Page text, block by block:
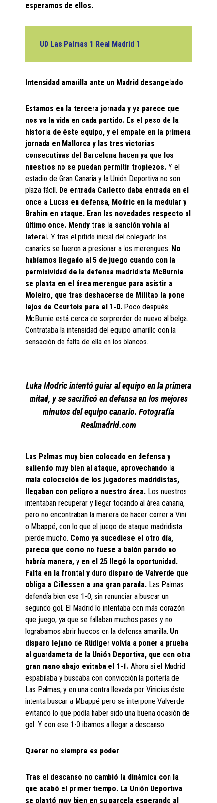
esperamos de ellos.
UD Las Palmas 1 Real Madrid 1
Intensidad amarilla ante un Madrid desangelado
Estamos en la tercera jornada y ya parece que
nos va la vida en cada partido. Es el peso de la
historia de éste equipo, y el empate en la primera
jornada en Mallorca y las tres victorias
consecutivas del Barcelona hacen ya que los
nuestros no se puedan permitir tropiezos. Y el
estadio de Gran Canaria y la Unión Deportiva no son
plaza fácil. De entrada Carletto daba entrada en el
once a Lucas en defensa, Modric en la medular y
Brahim en ataque. Eran las novedades respecto al
último once. Mendy tras la sanción volvía al
lateral. Y tras el pitido inicial del colegiado los
canarios se fueron a presionar a los merengues. No
habíamos llegado al 5 de juego cuando con la
permisividad de la defensa madridista McBurnie
se planta en el área merengue para asistir a
Moleiro, que tras deshacerse de Militao la pone
lejos de Courtois para el 1-0. Poco después
McBurnie está cerca de sorprerder de nuevo al belga.
Contrataba la intensidad del equipo amarillo con la
sensación de falta de ella en los blancos.
Luka Modric intentó guiar al equipo en la primera
mitad, y se sacrificó en defensa en los mejores
minutos del equipo canario. Fotografía
Realmadrid.com
Las Palmas muy bien colocado en defensa y
saliendo muy bien al ataque, aprovechando la
mala colocación de los jugadores madridistas,
llegaban con peligro a nuestro área. Los nuestros
intentaban recuperar y llegar tocando al área canaria,
pero no encontraban la manera de hacer correr a Vini
o Mbappé, con lo que el juego de ataque madridista
pierde mucho. Como ya sucediese el otro día,
parecía que como no fuese a balón parado no
habría manera, y en el 25 llegó la oportunidad.
Falta en la frontal y duro disparo de Valverde que
obliga a Cillessen a una gran parada. Las Palmas
defendía bien ese 1-0, sin renunciar a buscar un
segundo gol. El Madrid lo intentaba con más corazón
que juego, ya que se fallaban muchos pases y no
lograbamos abrir huecos en la defensa amarilla. Un
disparo lejano de Rüdiger volvía a poner a prueba
al guardameta de la Unión Deportiva, que con otra
gran mano abajo evitaba el 1-1. Ahora si el Madrid
espabilaba y buscaba con convicción la portería de
Las Palmas, y en una contra llevada por Vinicius éste
intenta buscar a Mbappé pero se interpone Valverde
evitando lo que podía haber sido una buena ocasión de
gol. Y con ese 1-0 ibamos a llegar a descanso.
Querer no siempre es poder
Tras el descanso no cambió la dinámica con la
que acabó el primer tiempo. La Unión Deportiva
se plantó muy bien en su parcela esperando al